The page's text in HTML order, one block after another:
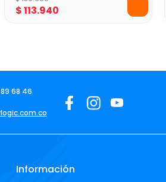
$113.940
68 46
Información